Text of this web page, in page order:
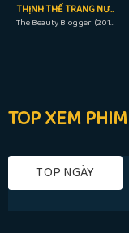
THỊNH THẾ TRANG NƯƠNG
The Beauty Blogger (2018)
TOP XEM PHIM
TOP NGÀY